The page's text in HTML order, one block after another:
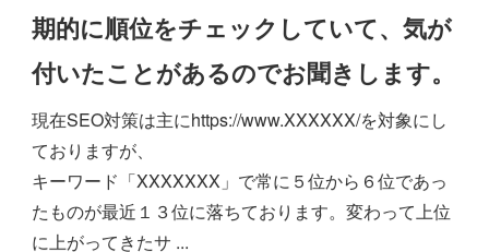
期的に順位をチェックしていて、気が
付いたことがあるのでお聞きします。
現在SEO対策は主にhttps://www.XXXXXX/を対象にし
ておりますが、
キーワード「XXXXXXX」で常に５位から６位であっ
たものが最近１３位に落ちております。変わって上位
に上がってきたサ ...